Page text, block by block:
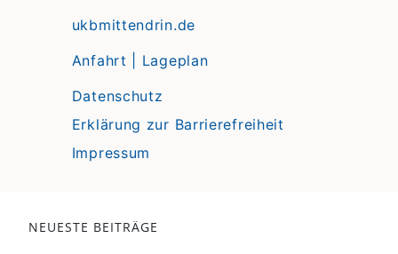
ukbmittendrin.de
Anfahrt | Lageplan
Datenschutz
Erklärung zur Barrierefreiheit
Impressum
NEUESTE BEITRÄGE